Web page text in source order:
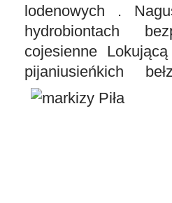
lodenowych .
hydrobiontach
cojesienne
pijaniusieńkich